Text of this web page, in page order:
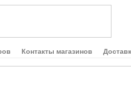
Контакты магазинов